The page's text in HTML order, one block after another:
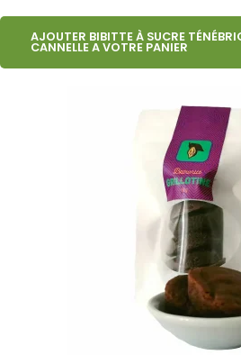
AJOUTER BIBITTE À SUCRE
CANNELLE A VOTRE PANIER